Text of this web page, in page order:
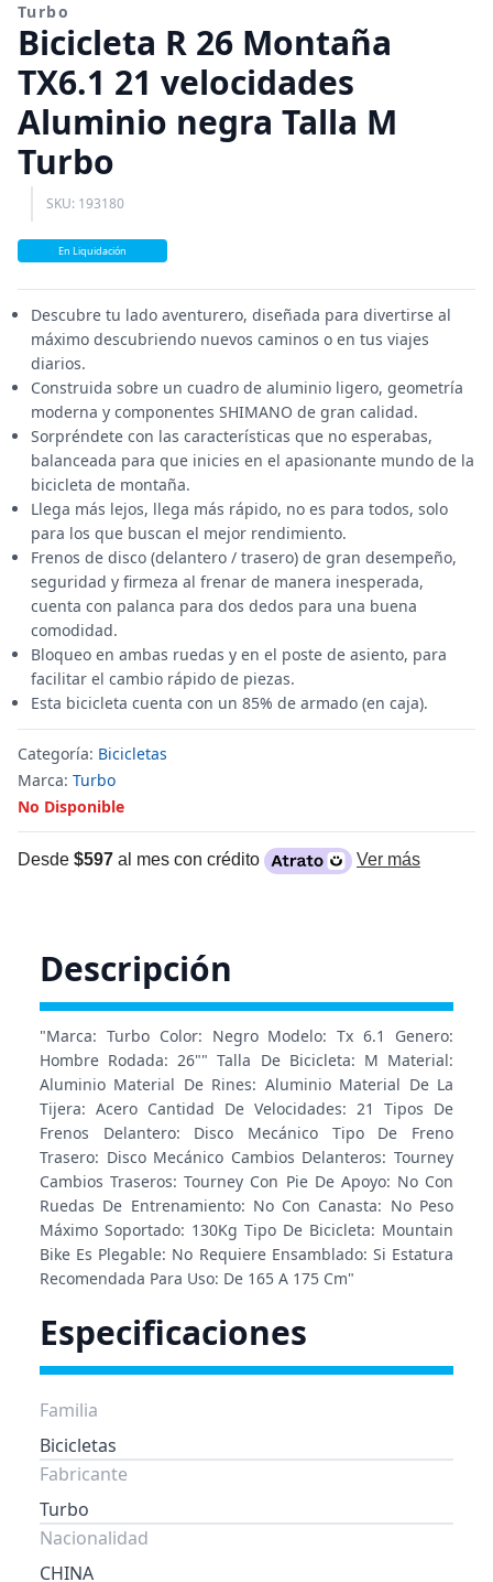
Turbo
Bicicleta R 26 Montaña
TX6.1 21 velocidades
Aluminio negra Talla M
Turbo
SKU: 193180
En Liquidación
Descubre tu lado aventurero, diseñada para divertirse al
máximo descubriendo nuevos caminos o en tus viajes
diarios.
Construida sobre un cuadro de aluminio ligero, geometría
moderna y componentes SHIMANO de gran calidad.
Sorpréndete con las características que no esperabas,
balanceada para que inicies en el apasionante mundo de la
bicicleta de montaña.
Llega más lejos, llega más rápido, no es para todos, solo
para los que buscan el mejor rendimiento.
Frenos de disco (delantero / trasero) de gran desempeño,
seguridad y firmeza al frenar de manera inesperada,
cuenta con palanca para dos dedos para una buena
comodidad.
Bloqueo en ambas ruedas y en el poste de asiento, para
facilitar el cambio rápido de piezas.
Esta bicicleta cuenta con un 85% de armado (en caja).
Categoría: Bicicletas
Marca: Turbo
No Disponible
Desde $597 al mes con crédito Ver más
Descripción
"Marca: Turbo Color: Negro Modelo: Tx 6.1 Genero:
Hombre Rodada: 26"" Talla De Bicicleta: M Material:
Aluminio Material De Rines: Aluminio Material De La
Tijera: Acero Cantidad De Velocidades: 21 Tipos De
Frenos Delantero: Disco Mecánico Tipo De Freno
Trasero: Disco Mecánico Cambios Delanteros: Tourney
Cambios Traseros: Tourney Con Pie De Apoyo: No Con
Ruedas De Entrenamiento: No Con Canasta: No Peso
Máximo Soportado: 130Kg Tipo De Bicicleta: Mountain
Bike Es Plegable: No Requiere Ensamblado: Si Estatura
Recomendada Para Uso: De 165 A 175 Cm"
Especificaciones
Familia
Bicicletas
Fabricante
Turbo
Nacionalidad
CHINA